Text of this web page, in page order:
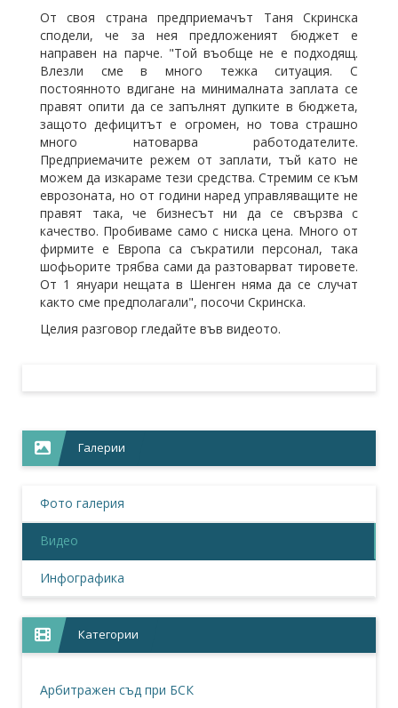
От своя страна предприемачът Таня Скринска
сподели, че за нея предложеният бюджет е
направен на парче. "Той въобще не е подходящ.
Влезли сме в много тежка ситуация. С
постоянното вдигане на минималната заплата се
правят опити да се запълнят дупките в бюджета,
защото дефицитът е огромен, но това страшно
много натоварва работодателите.
Предприемачите режем от заплати, тъй като не
можем да изкараме тези средства. Стремим се към
еврозоната, но от години наред управляващите не
правят така, че бизнесът ни да се свързва с
качество. Пробиваме само с ниска цена. Много от
фирмите е Европа са съкратили персонал, така
шофьорите трябва сами да разтоварват тировете.
От 1 януари нещата в Шенген няма да се случат
както сме предполагали", посочи Скринска.
Целия разговор гледайте във видеото.
Галерии
Фото галерия
Видео
Инфографика
Категории
Арбитражен съд при БСК